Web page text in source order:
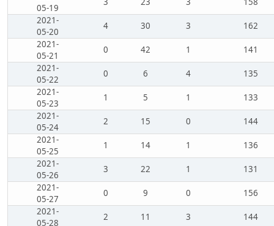
05-19
2021-
05-20
4 30 3
162
2021-
05-21
0 42 1
141
2021-
05-22
0 6 4
135
2021-
05-23
1 5 1
133
2021-
05-24
2 15 0
144
2021-
05-25
1 14 1
136
2021-
05-26
3 22 1
131
2021-
05-27
0 9 0
156
2021-
05-28
2 11 3
144